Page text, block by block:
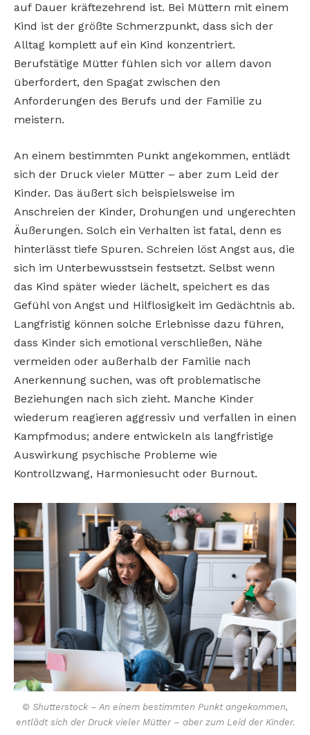
auf Dauer kräftezehrend ist. Bei Müttern mit einem
Kind ist der größte Schmerzpunkt, dass sich der
Alltag komplett auf ein Kind konzentriert.
Berufstätige Mütter fühlen sich vor allem davon
überfordert, den Spagat zwischen den
Anforderungen des Berufs und der Familie zu
meistern.
An einem bestimmten Punkt angekommen, entlädt
sich der Druck vieler Mütter – aber zum Leid der
Kinder. Das äußert sich beispielsweise im
Anschreien der Kinder, Drohungen und ungerechten
Äußerungen. Solch ein Verhalten ist fatal, denn es
hinterlässt tiefe Spuren. Schreien löst Angst aus, die
sich im Unterbewusstsein festsetzt. Selbst wenn
das Kind später wieder lächelt, speichert es das
Gefühl von Angst und Hilflosigkeit im Gedächtnis ab.
Langfristig können solche Erlebnisse dazu führen,
dass Kinder sich emotional verschließen, Nähe
vermeiden oder außerhalb der Familie nach
Anerkennung suchen, was oft problematische
Beziehungen nach sich zieht. Manche Kinder
wiederum reagieren aggressiv und verfallen in einen
Kampfmodus; andere entwickeln als langfristige
Auswirkung psychische Probleme wie
Kontrollzwang, Harmoniesucht oder Burnout.
© Shutterstock – An einem bestimmten Punkt angekommen,
entlädt sich der Druck vieler Mütter – aber zum Leid der Kinder.